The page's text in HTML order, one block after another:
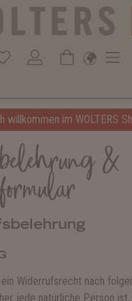
willkommen im WOLTERS
&
Widerrufsrecht nach
jede natürliche Person ist,